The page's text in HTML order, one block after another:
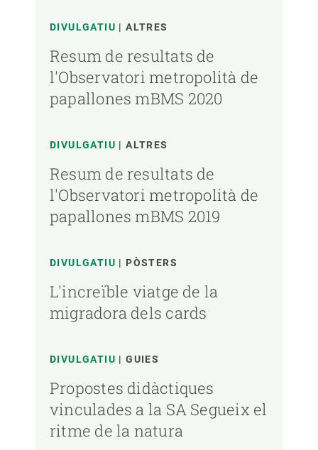
DIVULGATIU ALTRES
Resum de resultats de
l'Observatori metropolità de
papallones mBMS 2020
DIVULGATIU ALTRES
Resum de resultats de
l'Observatori metropolità de
papallones mBMS 2019
DIVULGATIU PÒSTERS
L'increïble viatge de la
migradora dels cards
DIVULGATIU GUIES
Propostes didàctiques
vinculades a la SA Segueix el
ritme de la natura